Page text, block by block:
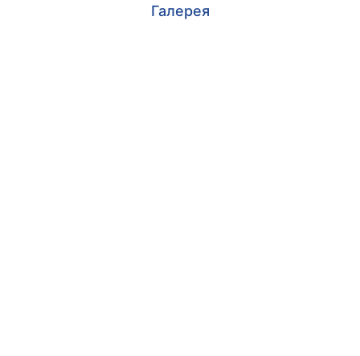
Галерея